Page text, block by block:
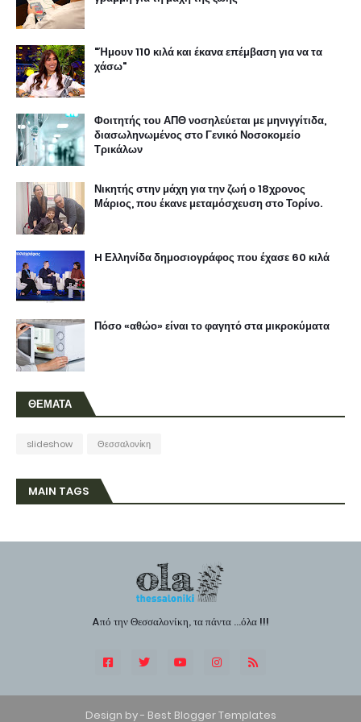
"Ήμουν 110 κιλά και έκανα επέμβαση για να τα
χάσω"
Φοιτητής του ΑΠΘ νοσηλεύεται με μηνιγγίτιδα,
διασωληνωμένος στο Γενικό Νοσοκομείο
Τρικάλων
Νικητής στην μάχη για την ζωή ο 18χρονος
Μάριος, που έκανε μεταμόσχευση στο Τορίνο.
H Ελληνίδα δημοσιογράφος που έχασε 60 κιλά
Πόσο «αθώο» είναι το φαγητό στα μικροκύματα
ΘΕΜΑΤΑ
slideshow Θεσσαλονίκη
MAIN TAGS
Aπό την Θεσσαλονίκη, τα πάντα ...όλα !!!
Design by - Best Blogger Templates